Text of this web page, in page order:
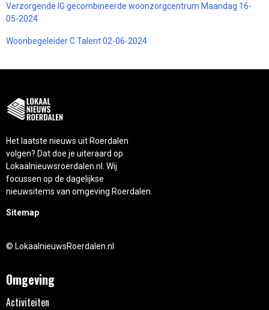
Verzorgende IG gecombineerde woonzorgcentrum Maandag 16-
05-2024
Woonbegeleider C Talent 02-06-2024
Het laatste nieuws uit Roerdalen
volgen? Dat doe je uiteraard op
Lokaalnieuwsroerdalen.nl. Wij
focussen op de dagelijkse
nieuwsitems van omgeving Roerdalen.
Sitemap
© LokaalnieuwsRoerdalen.nl
Omgeving
Activiteiten